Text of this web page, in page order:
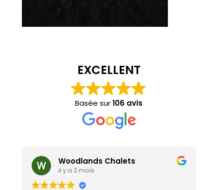
EXCELLENT
Basée sur106 avis
Woodlands Chalets
il y a 2 mois